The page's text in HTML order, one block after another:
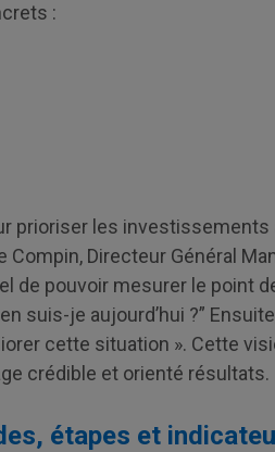
:
prioriser les investissements
Directeur Général
de pouvoir mesurer le point
suis-je aujourd’hui ?”
cette situation ». Cette
crédible et orienté résultats.
étapes et